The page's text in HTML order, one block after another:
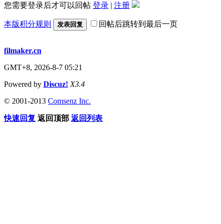
您需要登录后才可以回帖 登录 | 注册
本版积分规则 发表回复 回帖后跳转到最后一页
filmaker.cn
GMT+8, 2026-8-7 05:21
Powered by Discuz! X3.4
© 2001-2013 Comsenz Inc.
快速回复 返回顶部 返回列表